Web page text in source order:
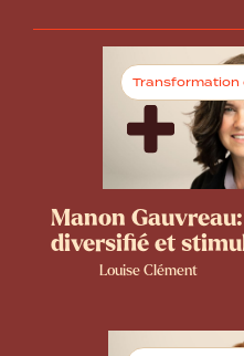
Transformation
Manon
diversifié et
Louise Clément